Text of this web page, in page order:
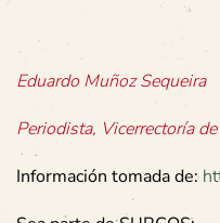
Eduardo Muñoz Sequeira
Periodista, Vicerrectoría
Información tomada de: